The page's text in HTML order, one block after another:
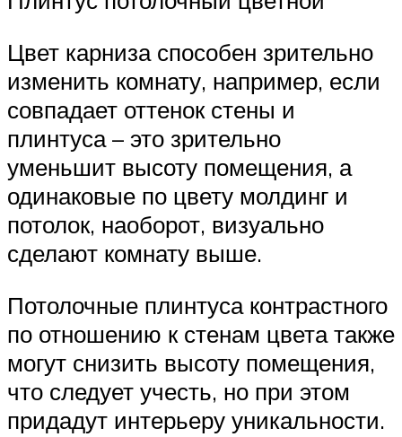
Цвет карниза способен зрительно
изменить комнату, например, если
совпадает оттенок стены и
плинтуса – это зрительно
уменьшит высоту помещения, а
одинаковые по цвету молдинг и
потолок, наоборот, визуально
сделают комнату выше.
Потолочные плинтуса контрастного
по отношению к стенам цвета также
могут снизить высоту помещения,
что следует учесть, но при этом
придадут интерьеру уникальности.